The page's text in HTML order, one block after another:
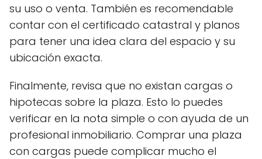
su uso o venta. También es recomendable
contar con el certificado catastral y planos
para tener una idea clara del espacio y su
ubicación exacta.
Finalmente, revisa que no existan cargas o
hipotecas sobre la plaza. Esto lo puedes
verificar en la nota simple o con ayuda de un
profesional inmobiliario. Comprar una plaza
con cargas puede complicar mucho el